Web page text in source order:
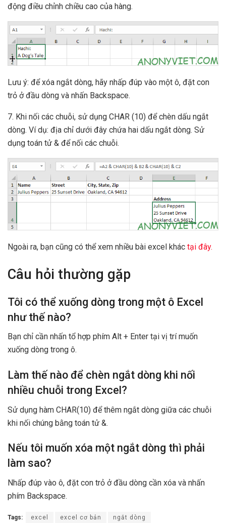
động điều chỉnh chiều cao của hàng.
Lưu ý: để xóa ngắt dòng, hãy nhấp đúp vào một ô, đặt con
trỏ ở đầu dòng và nhấn Backspace.
7. Khi nối các chuỗi, sử dụng CHAR (10) để chèn dấu ngắt
dòng. Ví dụ: địa chỉ dưới đây chứa hai dấu ngắt dòng. Sử
dụng toán tử & để nối các chuỗi.
Ngoài ra, bạn cũng có thể xem nhiều bài excel khác tại đây.
Câu hỏi thường gặp
Tôi có thể xuống dòng trong một ô Excel
như thế nào?
Bạn chỉ cần nhấn tổ hợp phím Alt + Enter tại vị trí muốn
xuống dòng trong ô.
Làm thế nào để chèn ngắt dòng khi nối
nhiều chuỗi trong Excel?
Sử dụng hàm CHAR(10) để thêm ngắt dòng giữa các chuỗi
khi nối chúng bằng toán tử &.
Nếu tôi muốn xóa một ngắt dòng thì phải
làm sao?
Nhấp đúp vào ô, đặt con trỏ ở đầu dòng cần xóa và nhấn
phím Backspace.
Tags: excel excel cơ bản ngắt dòng